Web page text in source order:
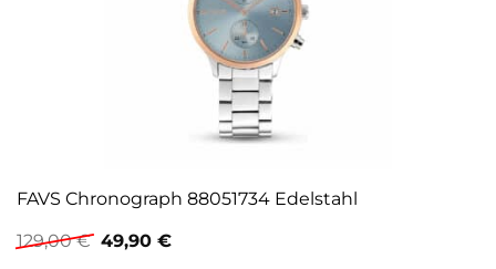
FAVS Chronograph 88051734 Edelstahl
129,00€ Ursprünglicher
Preis
49,90 €Aktueller